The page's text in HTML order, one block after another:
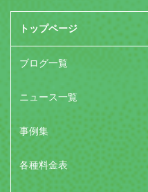
トップページ
ブログ一覧
ニュース一覧
事例集
各種料金表